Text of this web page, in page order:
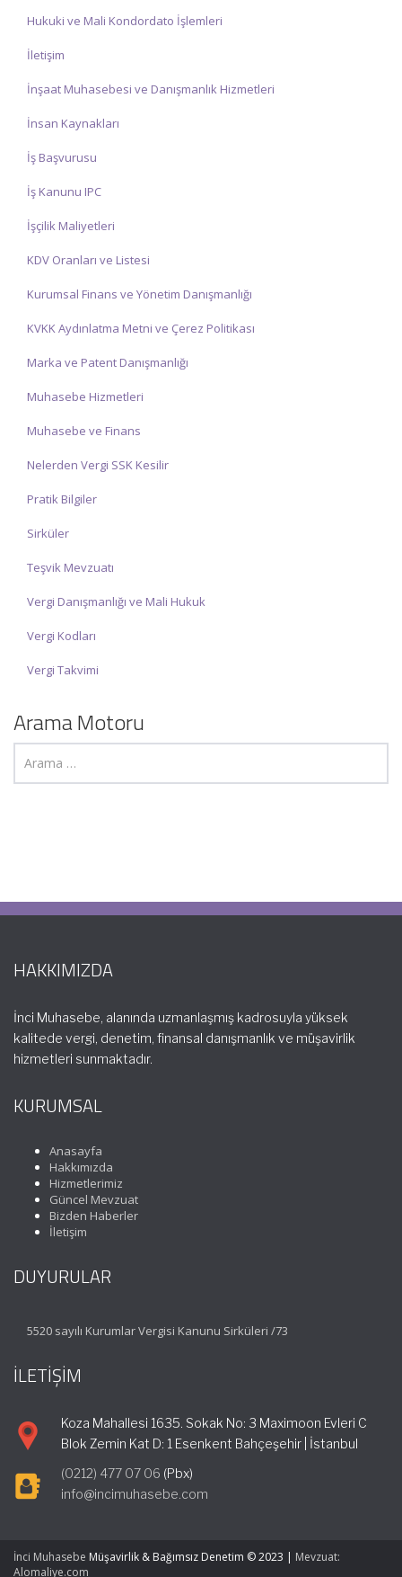
Hukuki ve Mali Kondordato İşlemleri
İletişim
İnşaat Muhasebesi ve Danışmanlık Hizmetleri
İnsan Kaynakları
İş Başvurusu
İş Kanunu IPC
İşçilik Maliyetleri
KDV Oranları ve Listesi
Kurumsal Finans ve Yönetim Danışmanlığı
KVKK Aydınlatma Metni ve Çerez Politikası
Marka ve Patent Danışmanlığı
Muhasebe Hizmetleri
Muhasebe ve Finans
Nelerden Vergi SSK Kesilir
Pratik Bilgiler
Sirküler
Teşvik Mevzuatı
Vergi Danışmanlığı ve Mali Hukuk
Vergi Kodları
Vergi Takvimi
Arama Motoru
HAKKIMIZDA
İnci Muhasebe, alanında uzmanlaşmış kadrosuyla yüksek
kalitede vergi, denetim, finansal danışmanlık ve müşavirlik
hizmetleri sunmaktadır.
KURUMSAL
Anasayfa
Hakkımızda
Hizmetlerimiz
Güncel Mevzuat
Bizden Haberler
İletişim
DUYURULAR
5520 sayılı Kurumlar Vergisi Kanunu Sirküleri /73
İLETİŞİM
Koza Mahallesi 1635. Sokak No: 3 Maximoon Evleri C
Blok Zemin Kat D: 1 Esenkent Bahçeşehir | İstanbul
(0212) 477 07 06 (Pbx)
info@incimuhasebe.com
İnci Muhasebe Müşavirlik & Bağımsız Denetim © 2023 | Mevzuat:
Alomaliye.com